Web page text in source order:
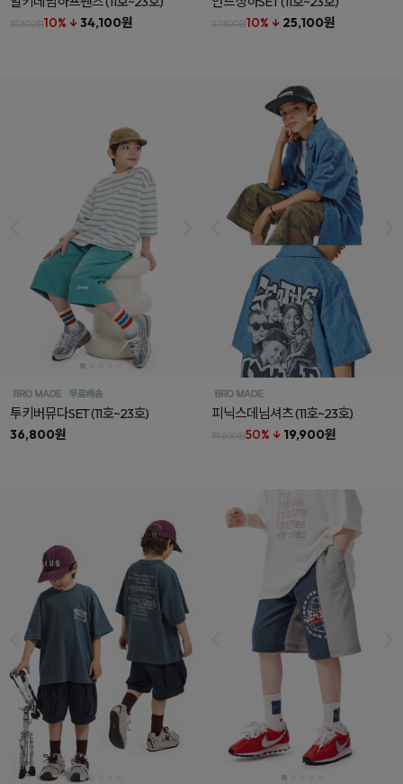
37,800원10% ↓ 34,100원 27,800원10% ↓ 25,100원
투키버뮤다SET(11호~23호)
36,800원
피닉스데님셔츠(11호~23호)
39,800원50% ↓ 19,900원